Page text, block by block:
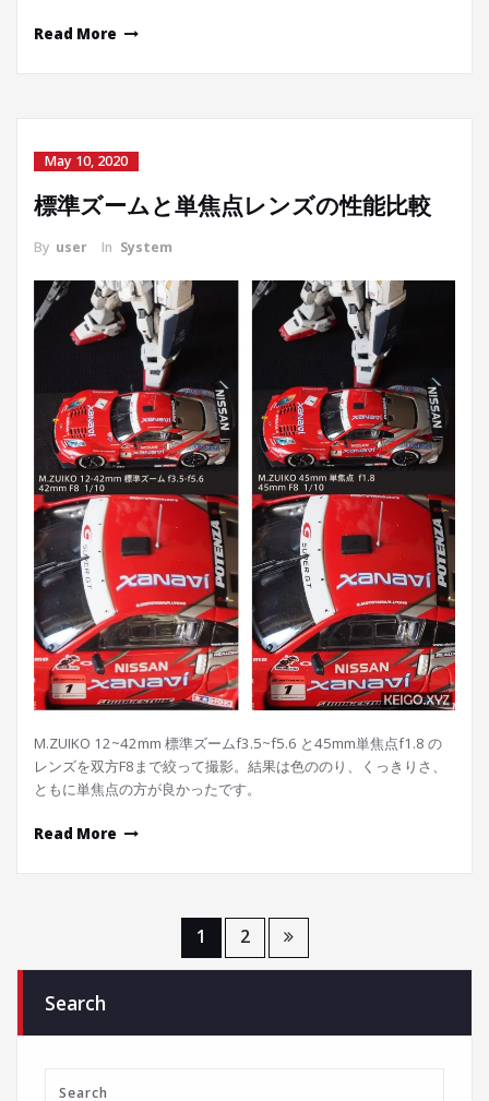
Read More
May 10, 2020
標準ズームと単焦点レンズの性能比較
By user In System
M.ZUIKO 12~42mm 標準ズームf3.5~f5.6 と45mm単焦点f1.8 の
レンズを双方F8まで絞って撮影。結果は色ののり、くっきりさ、
ともに単焦点の方が良かったです。
Read More
navigation
1 2
Search